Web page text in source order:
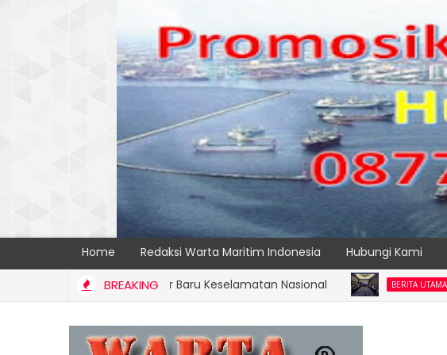
Home Redaksi Warta Maritim Indonesia Hubungi Kami
BREAKING
Terapkan Standar Baru Keselamatan Nasional BERITA UTAMA PELABUHAN